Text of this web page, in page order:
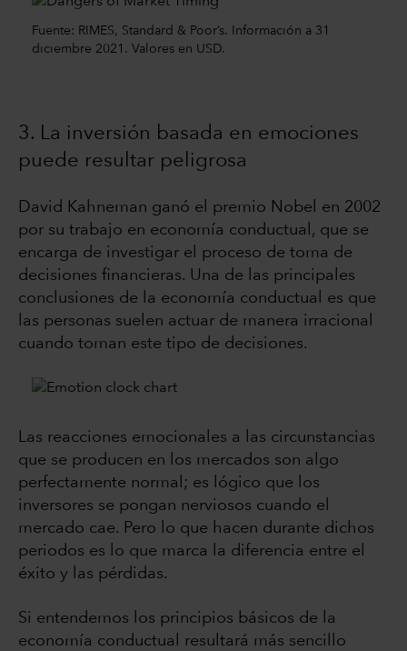
Fuente: RIMES, Standard & Poor’s. Información a 31
diciembre 2021. Valores en USD.
3. La inversión basada en emociones
puede resultar peligrosa
David Kahneman ganó el premio Nobel en 2002
por su trabajo en economía conductual, que se
encarga de investigar el proceso de toma de
decisiones financieras. Una de las principales
conclusiones de la economía conductual es que
las personas suelen actuar de manera irracional
cuando toman este tipo de decisiones.
Las reacciones emocionales a las circunstancias
que se producen en los mercados son algo
perfectamente normal; es lógico que los
inversores se pongan nerviosos cuando el
mercado cae. Pero lo que hacen durante dichos
periodos es lo que marca la diferencia entre el
éxito y las pérdidas.
Si entendemos los principios básicos de la
economía conductual resultará más sencillo